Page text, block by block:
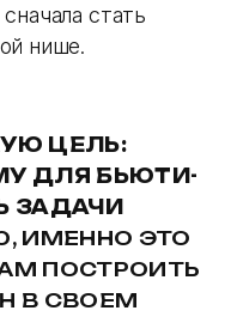
стать
нише.
ЦЕЛЬ:
ДЛЯ БЬЮТИ-
ЗАДАЧИ
ИМЕННО ЭТО
ПОСТРОИТЬ
В СВОЕМ